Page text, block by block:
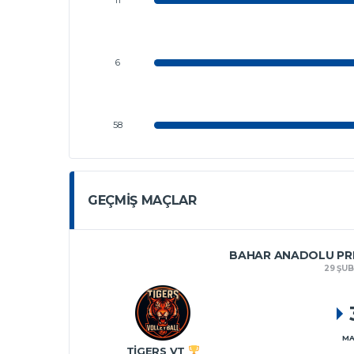
6
58
GEÇMIŞ MAÇLAR
BAHAR ANADOLU
29
TIGERS VT